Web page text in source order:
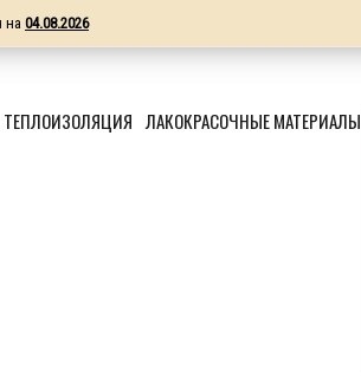
на 04.08.2026
ТЕПЛОИЗОЛЯЦИЯ ЛАКОКРАСОЧНЫЕ МАТЕРИАЛЫ